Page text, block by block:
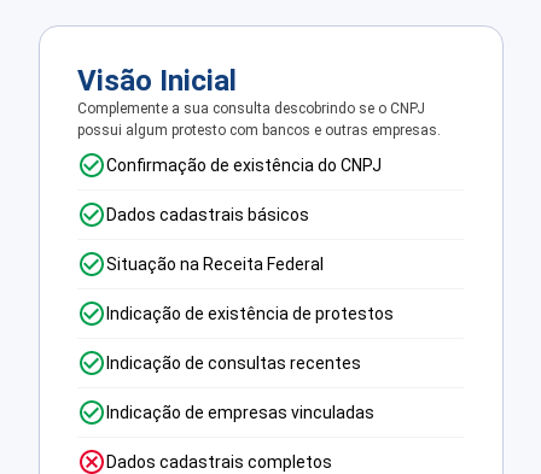
Visão Inicial
Complemente a sua consulta descobrindo se o CNPJ
possui algum protesto com bancos e outras empresas.
Confirmação de existência do CNPJ
Dados cadastrais básicos
Situação na Receita Federal
Indicação de existência de protestos
Indicação de consultas recentes
Indicação de empresas vinculadas
Dados cadastrais completos